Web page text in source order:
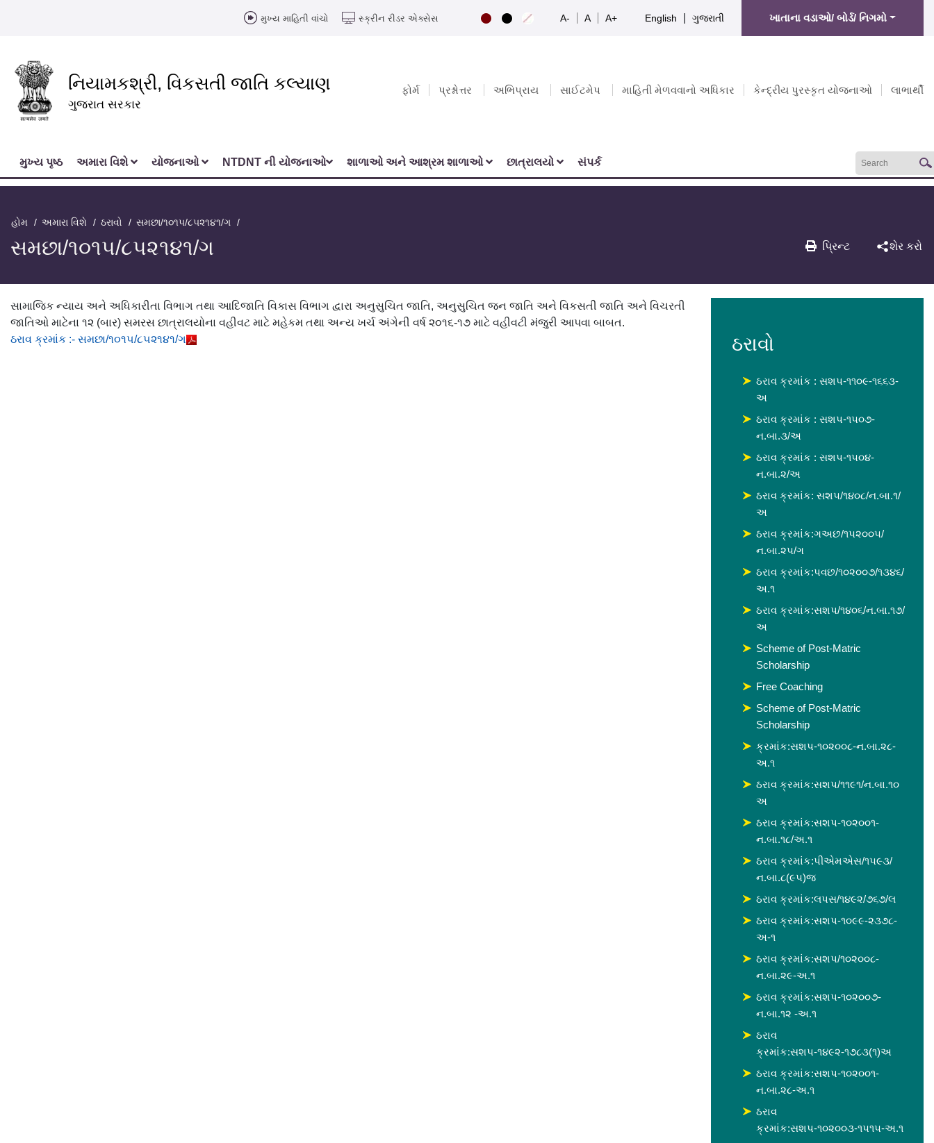
મુખ્ય માહિતી વાંચો સ્ક્રીન રીડર એક્સેસ A- A A+ English ગુજરાતી ખાતાના વડાઓ/ બોર્ડ/ નિગમો
નિયામકશ્રી, વિકસતી જાતિ કલ્યાણ
ગુજરાત સરકાર
ફોર્મ પ્રશ્નોત્તર અભિપ્રાય સાઈટમેપ માહિતી મેળવવાનો અધિકાર કેન્દ્રીય પુરસ્કૃત યોજનાઓ લાભાર્થી
મુખ્‍ય પૃષ્ઠ અમારા વિશે યોજનાઓ NTDNT ની યોજનાઓ શાળાઓ અને આશ્રમ શાળાઓ છાત્રાલયો સંપર્ક
હોમ અમારા વિશે ઠરાવો સમછા/૧૦૧૫/૮૫૨૧૪૧/ગ
સમછા/૧૦૧૫/૮૫૨૧૪૧/ગ પ્રિન્ટ શેર કરો
સામાજિક ન્યાય અને અધિકારીતા વિભાગ તથા આદિજાતિ વિકાસ વિભાગ દ્વારા અનુસુચિત જાતિ, અનુસુચિત જન જાતિ અને વિકસતી જાતિ અને વિચરતી
જાતિઓ માટેના ૧૨ (બાર) સમરસ છાત્રાલયોના વહીવટ માટે મહેકમ તથા અન્ય ખર્ચ અંગેની વર્ષ ૨૦૧૬-૧૭ માટે વહીવટી મંજુરી આપવા બાબત.
ઠરાવ ક્રમાંક :- સમછા/૧૦૧૫/૮૫૨૧૪૧/ગ
ઠરાવો
ઠરાવ ક્રમાંક : સશપ-૧૧૦૯-૧૬૬૩-
અ
ઠરાવ ક્રમાંક : સશપ-૧૫૦૭-
ન.બા.૩/અ
ઠરાવ ક્રમાંક : સશપ-૧૫૦૪-
ન.બા.૨/અ
ઠરાવ ક્રમાંક: સશ૫/૧૪૦૮/ન.બા.૧/
અ
ઠરાવ ક્રમાંક:ગઅછ/૧૫૨૦૦૫/
ન.બા.૨૫/ગ
ઠરાવ ક્રમાંક:પવછ/૧૦૨૦૦૭/૧૩૪૬/
અ.૧
ઠરાવ ક્રમાંક:સશપ/૧૪૦૬/ન.બા.૧૭/
અ
Scheme of Post-Matric
Scholarship
Free Coaching
Scheme of Post-Matric
Scholarship
ક્રમાંક:સશપ-૧૦૨૦૦૮-ન.બા.૨૮-
અ.૧
ઠરાવ ક્રમાંક:સશપ/૧૧૯૧/ન.બા.૧૦
અ
ઠરાવ ક્રમાંક:સશપ-૧૦૨૦૦૧-
ન.બા.૧૮/અ.૧
ઠરાવ ક્રમાંક:પીએમએસ/૧૫૯૩/
ન.બા.૮(૯૫)જ
ઠરાવ ક્રમાંક:લપસ/૧૪૯૨/૭૬૭/લ
ઠરાવ ક્રમાંક:સશપ-૧૦૯૯-૨૩૭૮-
અ-૧
ઠરાવ ક્રમાંક:સશપ/૧૦૨૦૦૮-
ન.બા.૨૯-અ.૧
ઠરાવ ક્રમાંક:સશપ-૧૦૨૦૦૭-
ન.બા.૧૨ -અ.૧
ઠરાવ
ક્રમાંક:સશપ-૧૪૯૨-૧૭૮૩(૧)અ
ઠરાવ ક્રમાંક:સશપ-૧૦૨૦૦૧-
ન.બા.૨૮-અ.૧
ઠરાવ
ક્રમાંક:સશપ-૧૦૨૦૦૩-૧૫૧૫-અ.૧